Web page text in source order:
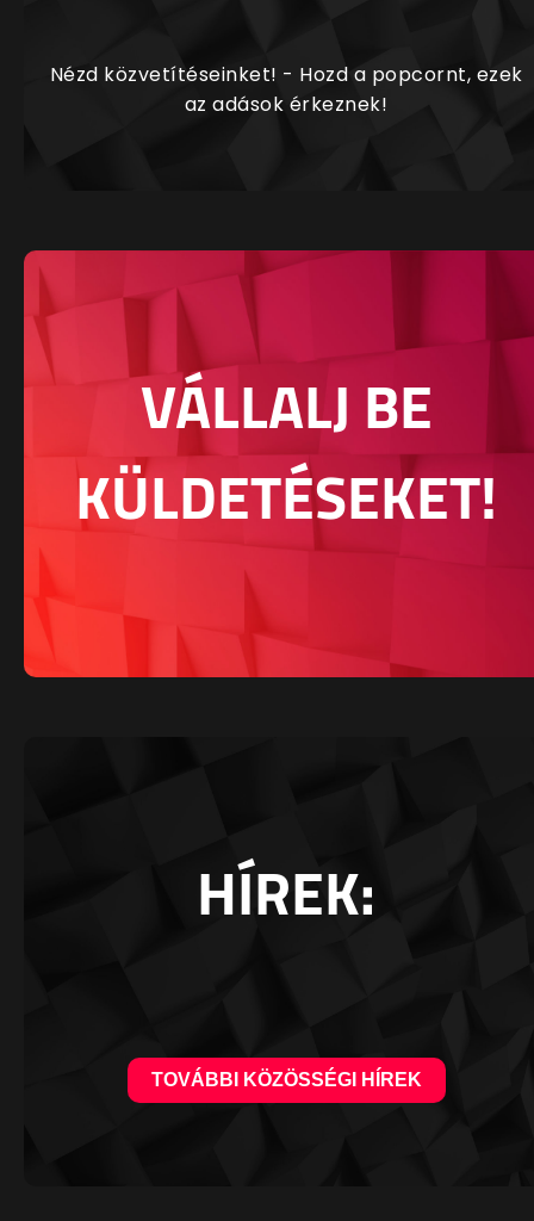
Nézd közvetítéseinket! - Hozd a popcornt, ezek
az adások érkeznek!
VÁLLALJ BE
KÜLDETÉSEKET!
HÍREK:
TOVÁBBI KÖZÖSSÉGI HÍREK